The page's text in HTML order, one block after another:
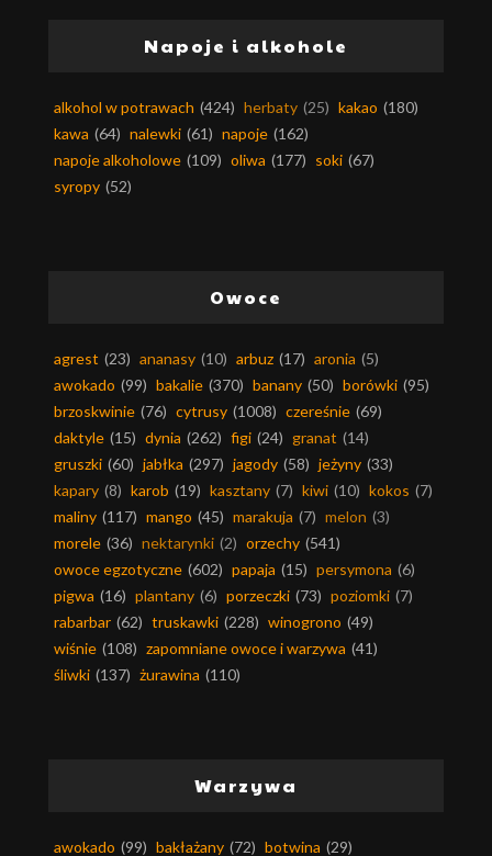
Napoje i alkohole
alkohol w potrawach (424) herbaty (25) kakao (180)
kawa (64) nalewki (61) napoje (162)
napoje alkoholowe (109) oliwa (177) soki (67)
syropy (52)
Owoce
agrest (23) ananasy (10) arbuz (17) aronia (5)
awokado (99) bakalie (370) banany (50) borówki (95)
brzoskwinie (76) cytrusy (1008) czereśnie (69)
daktyle (15) dynia (262) figi (24) granat (14)
gruszki (60) jabłka (297) jagody (58) jeżyny (33)
kapary (8) karob (19) kasztany (7) kiwi (10) kokos (7)
maliny (117) mango (45) marakuja (7) melon (3)
morele (36) nektarynki (2) orzechy (541)
owoce egzotyczne (602) papaja (15) persymona (6)
pigwa (16) plantany (6) porzeczki (73) poziomki (7)
rabarbar (62) truskawki (228) winogrono (49)
wiśnie (108) zapomniane owoce i warzywa (41)
śliwki (137) żurawina (110)
Warzywa
awokado (99) bakłażany (72) botwina (29)